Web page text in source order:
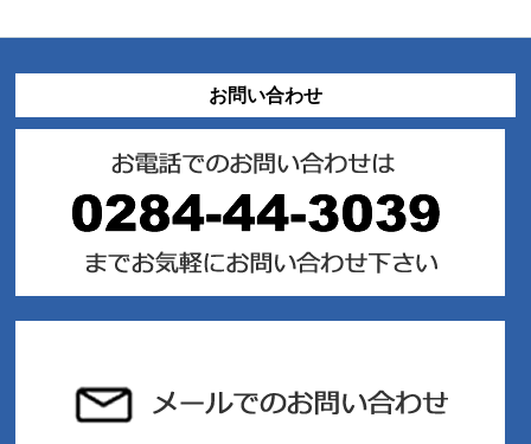
お問い合わせ